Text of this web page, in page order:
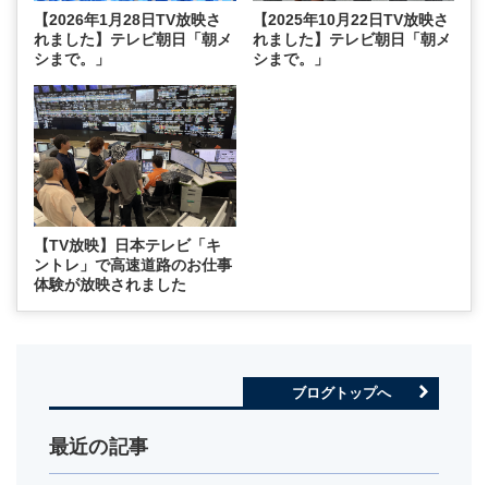
【2026年1月28日TV放映さ
れました】テレビ朝日「朝メ
シまで。」
【2025年10月22日TV放映さ
れました】テレビ朝日「朝メ
シまで。」
【TV放映】日本テレビ「キ
ントレ」で高速道路のお仕事
体験が放映されました
ブログトップへ
最近の記事